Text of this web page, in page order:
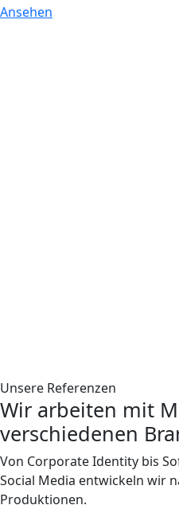
Ansehen
Unsere Referenzen
Wir arbeiten mit
verschiedenen
Von Corporate Identity bis
Social Media entwickeln wir
Produktionen.